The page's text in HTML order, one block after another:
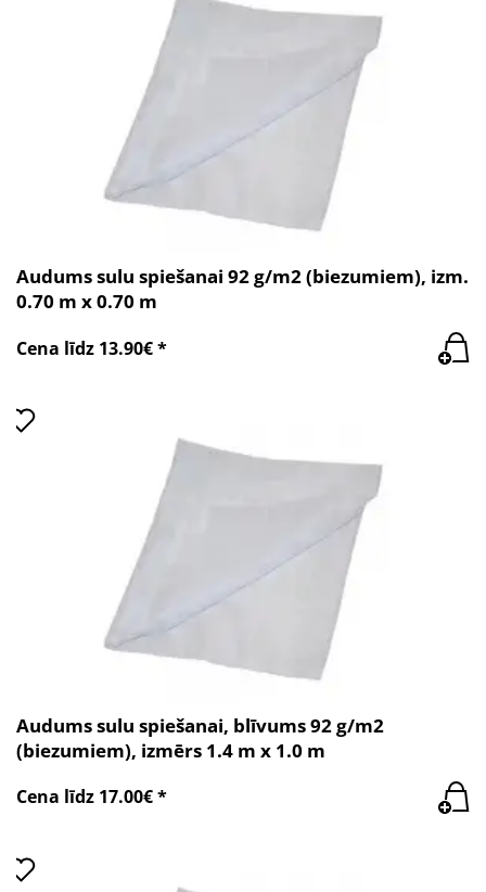
Audums sulu spiešanai 92 g/m2 (biezumiem), izm.
0.70 m x 0.70 m
Cena līdz 13.90€ *
Audums sulu spiešanai, blīvums 92 g/m2
(biezumiem), izmērs 1.4 m x 1.0 m
Cena līdz 17.00€ *